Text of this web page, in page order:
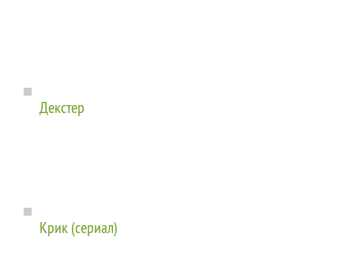
Декстер
Крик (сериал)